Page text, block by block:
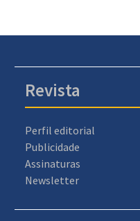
Revista
Perfil editorial
Publicidade
Assinaturas
Newsletter